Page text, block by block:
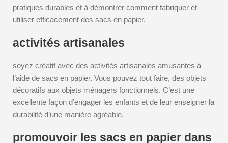
pratiques durables et à démontrer comment fabriquer et
utiliser efficacement des sacs en papier.
activités artisanales
soyez créatif avec des activités artisanales amusantes à
l’aide de sacs en papier. Vous pouvez tout faire, des objets
décoratifs aux objets ménagers fonctionnels. C’est une
excellente façon d’engager les enfants et de leur enseigner la
durabilité d’une manière agréable.
promouvoir les sacs en papier dans